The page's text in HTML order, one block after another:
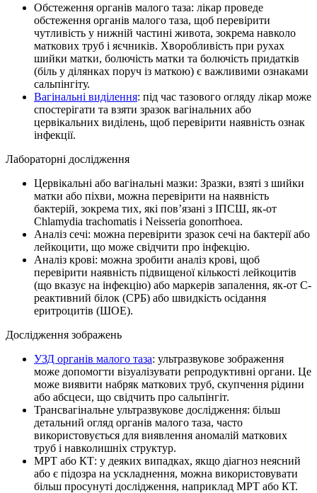
Обстеження органів малого таза: лікар проведе
обстеження органів малого таза, щоб перевірити
чутливість у нижній частині живота, зокрема навколо
маткових труб і яєчників. Хворобливість при рухах
шийки матки, болючість матки та болючість придатків
(біль у ділянках поруч із маткою) є важливими ознаками
сальпінгіту.
Вагінальні виділення: під час тазового огляду лікар може
спостерігати та взяти зразок вагінальних або
цервікальних виділень, щоб перевірити наявність ознак
інфекції.
Лабораторні дослідження
Цервікальні або вагінальні мазки: Зразки, взяті з шийки
матки або піхви, можна перевірити на наявність
бактерій, зокрема тих, які пов’язані з ІПСШ, як-от
Chlamydia trachomatis і Neisseria gonorrhoea.
Аналіз сечі: можна перевірити зразок сечі на бактерії або
лейкоцити, що може свідчити про інфекцію.
Аналіз крові: можна зробити аналіз крові, щоб
перевірити наявність підвищеної кількості лейкоцитів
(що вказує на інфекцію) або маркерів запалення, як-от С-
реактивний білок (СРБ) або швидкість осідання
еритроцитів (ШОЕ).
Дослідження зображень
УЗД органів малого таза: ультразвукове зображення
може допомогти візуалізувати репродуктивні органи. Це
може виявити набряк маткових труб, скупчення рідини
або абсцеси, що свідчить про сальпінгіт.
Трансвагінальне ультразвукове дослідження: більш
детальний огляд органів малого таза, часто
використовується для виявлення аномалій маткових
труб і навколишніх структур.
МРТ або КТ: у деяких випадках, якщо діагноз неясний
або є підозра на ускладнення, можна використовувати
більш просунуті дослідження, наприклад МРТ або КТ.